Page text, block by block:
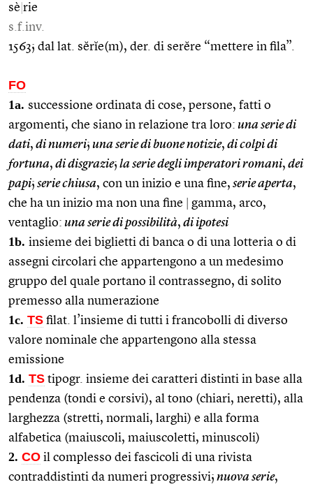
sè rie
s.f.inv.
1563; dal lat. sĕrĭe(m), der. di serĕre “mettere in fila”.
FO
1a. successione ordinata di cose, persone, fatti o
argomenti, che siano in relazione tra loro: una serie di
dati, di numeri; una serie di buone notizie, di colpi di
fortuna, di disgrazie; la serie degli imperatori romani, dei
papi; serie chiusa, con un inizio e una fine, serie aperta,
che ha un inizio ma non una fine
gamma, arco,
ventaglio: una serie di possibilità, di ipotesi
1b. insieme dei biglietti di banca o di una lotteria o di
assegni circolari che appartengono a un medesimo
gruppo del quale portano il contrassegno, di solito
premesso alla numerazione
1c. TS filat. l’insieme di tutti i francobolli di diverso
valore nominale che appartengono alla stessa
emissione
1d. TS tipogr. insieme dei caratteri distinti in base alla
pendenza (tondi e corsivi), al tono (chiari, neretti), alla
larghezza (stretti, normali, larghi) e alla forma
alfabetica (maiuscoli, maiuscoletti, minuscoli)
2. CO il complesso dei fascicoli di una rivista
contraddistinti da numeri progressivi; nuova serie,